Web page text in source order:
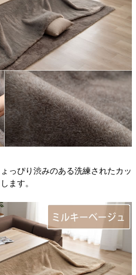
っぴり渋みのある洗練されたカッ
ます。